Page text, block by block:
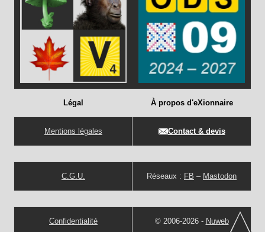
Légal
Mentions légales
C.G.U.
Confidentialité
À propos d'eXionnaire
Contact & devis
Réseaux : FB – Mastodon
© 2006-2026 - Nuweb